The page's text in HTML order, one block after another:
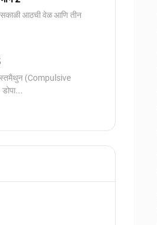
आठची वेळ आणि तीन
(Compulsive